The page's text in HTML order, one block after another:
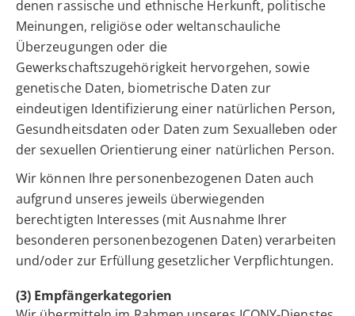
denen rassische und ethnische Herkunft, politische
Meinungen, religiöse oder weltanschauliche
Überzeugungen oder die
Gewerkschaftszugehörigkeit hervorgehen, sowie
genetische Daten, biometrische Daten zur
eindeutigen Identifizierung einer natürlichen Person,
Gesundheitsdaten oder Daten zum Sexualleben oder
der sexuellen Orientierung einer natürlichen Person.
Wir können Ihre personenbezogenen Daten auch
aufgrund unseres jeweils überwiegenden
berechtigten Interesses (mit Ausnahme Ihrer
besonderen personenbezogenen Daten) verarbeiten
und/oder zur Erfüllung gesetzlicher Verpflichtungen.
(3) Empfängerkategorien